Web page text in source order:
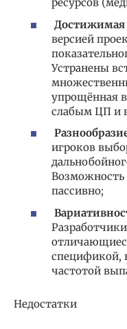
версией
Устранены
упрощённая
слабым ЦП и
игроков
Возможность
пассивно;
спецификой,
частотой
Недостатки